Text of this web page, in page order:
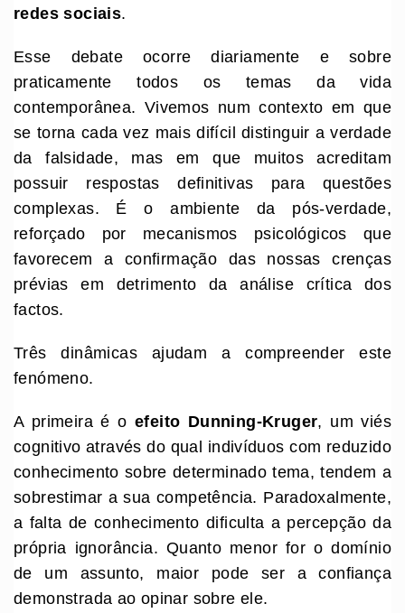
redes sociais.
Esse debate ocorre diariamente e sobre
praticamente todos os temas da vida
contemporânea. Vivemos num contexto em que
se torna cada vez mais difícil distinguir a verdade
da falsidade, mas em que muitos acreditam
possuir respostas definitivas para questões
complexas. É o ambiente da pós-verdade,
reforçado por mecanismos psicológicos que
favorecem a confirmação das nossas crenças
prévias em detrimento da análise crítica dos
factos.
Três dinâmicas ajudam a compreender este
fenómeno.
A primeira é oefeito Dunning-Kruger, um viés
cognitivo através do qual indivíduos com reduzido
conhecimento sobre determinado tema, tendem a
sobrestimar a sua competência. Paradoxalmente,
a falta de conhecimento dificulta a percepção da
própria ignorância. Quanto menor for o domínio
de um assunto, maior pode ser a confiança
demonstrada ao opinar sobre ele.